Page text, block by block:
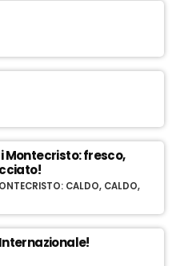
Montecristo: fresco,
CALDO, CALDO,